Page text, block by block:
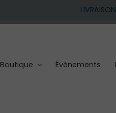
Boutique Événements